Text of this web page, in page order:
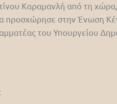
Καραμανλή από τη
προσχώρησε στην Ένωση
του Υπουργείου